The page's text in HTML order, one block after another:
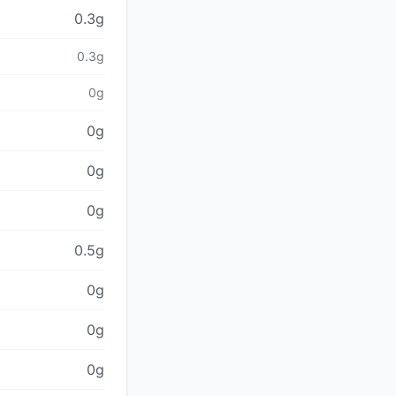
0.3g
0.3g
0g
0g
0g
0g
0.5g
0g
0g
0g